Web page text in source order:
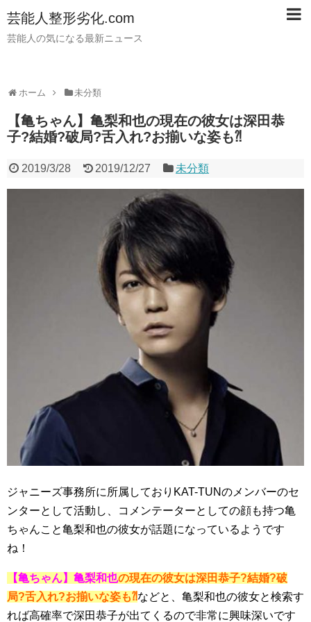
芸能人整形劣化.com
芸能人の気になる最新ニュース
ホーム 未分類
【亀ちゃん】亀梨和也の現在の彼女は深田恭
子?結婚?破局?舌入れ?お揃いな姿も⁈
2019/3/28 2019/12/27 未分類
ジャニーズ事務所に所属しておりKAT-TUNのメンバーのセ
ンターとして活動し、コメンテーターとしての顔も持つ亀
ちゃんこと亀梨和也の彼女が話題になっているようです
ね！
【亀ちゃん】亀梨和也の現在の彼女は深田恭子?結婚?破
局?舌入れ?お揃いな姿も⁈などと、亀梨和也の彼女と検索す
れば高確率で深田恭子が出てくるので非常に興味深いです